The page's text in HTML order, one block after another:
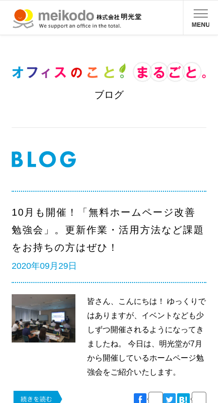
ブログ
10月も開催！「無料ホームページ改善
勉強会」。更新作業・活用方法など課題
をお持ちの方はぜひ！
2020年09月29日
皆さん、こんにちは！ ゆっくりで
はありますが、イベントなども少
しずつ開催されるようになってき
ましたね。 今日は、明光堂が7月
から開催しているホームページ勉
強会をご紹介いたします。